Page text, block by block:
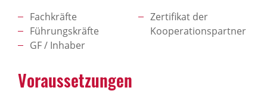
Fachkräfte
Führungskräfte
GF / Inhaber
Zertifikat der
Kooperationspartner
Voraussetzungen